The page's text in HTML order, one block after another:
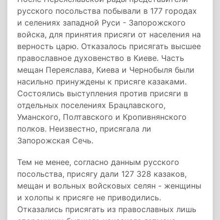
русского посольства побывали в 177 городах
и селениях западной Руси - Запорожского
войска, для принятия присяги от населения на
верность царю. Отказалось присягать высшее
православное духовенство в Киеве. Часть
мещан Переяслава, Киева и Чернобыля были
насильно принуждены к присяге казаками.
Состоялись выступления против присяги в
отдельных поселениях Брацлавского,
Уманского, Полтавского и Кропивнянского
полков. Неизвестно, присягала ли
Запорожская Сечь.
Тем не менее, согласно данным русского
посольства, присягу дали 127 328 казаков,
мещан и вольных войсковых селян - женщины
и холопы к присяге не приводились.
Отказались присягать из православных лишь